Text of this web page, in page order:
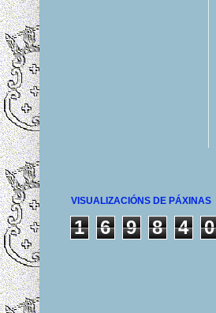
VISUALIZACIÓNS DE PÁXINAS
1 6 9 8 4 0